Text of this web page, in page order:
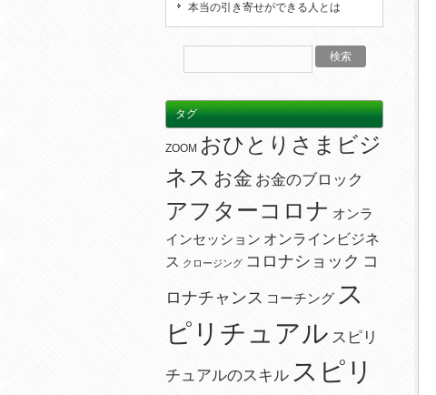
本当の引き寄せができる人とは
タグ
ZOOM おひとりさまビジ
ネス お金 お金のブロック
アフターコロナ オンラ
インセッション オンラインビジネ
ス クロージング コロナショック コ
ロナチャンス コーチング ス
ピリチュアル スピリ
チュアルのスキル スピリ